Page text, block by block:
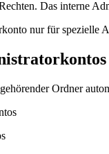
Das interne
nur für spezielle
Ordner